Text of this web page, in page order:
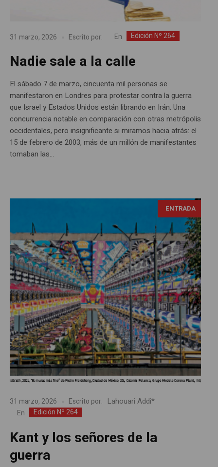
31 marzo, 2026 Escrito por: En Edición Nº 264
Nadie sale a la calle
El sábado 7 de marzo, cincuenta mil personas se
manifestaron en Londres para protestar contra la guerra
que Israel y Estados Unidos están librando en Irán. Una
concurrencia notable en comparación con otras metrópolis
occidentales, pero insignificante si miramos hacia atrás: el
15 de febrero de 2003, más de un millón de manifestantes
tomaban las...
ENTRADA
31 marzo, 2026 Escrito por: Lahouari Addi*
En Edición Nº 264
Kant y los señores de la
guerra